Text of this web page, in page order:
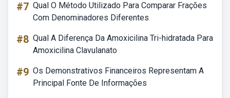
#7 Qual O Método Utilizado Para Comparar Frações
Com Denominadores Diferentes
#8 Qual A Diferença Da Amoxicilina Tri-hidratada Para
Amoxicilina Clavulanato
#9 Os Demonstrativos Financeiros Representam A
Principal Fonte De Informações